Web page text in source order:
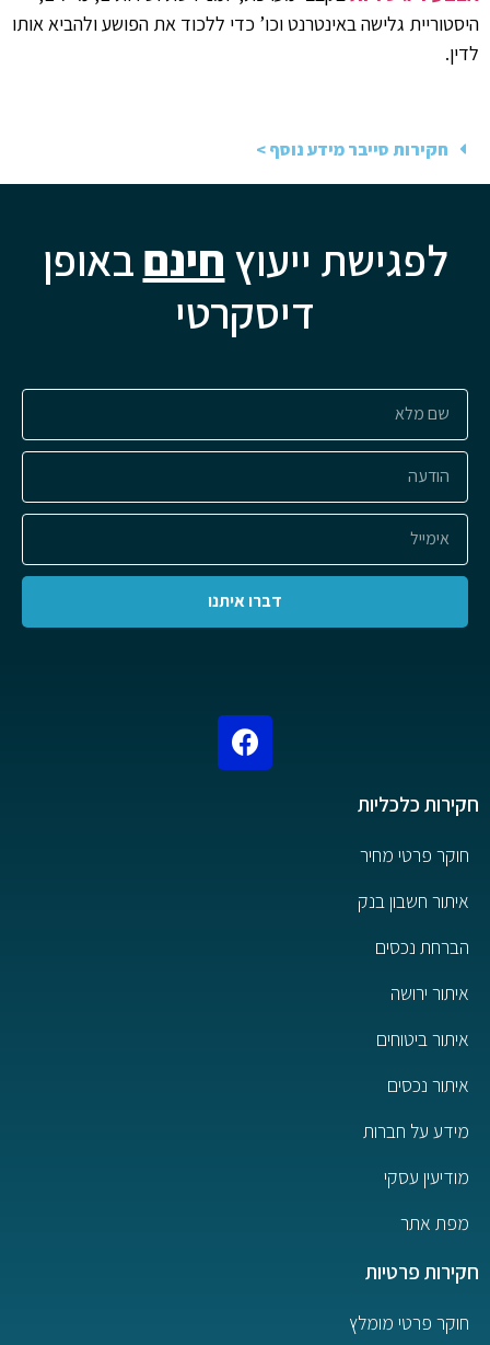
היסטוריית גלישה באינטרנט וכו’ כדי ללכוד את הפושע ולהביא אותו
לדין.
חקירות סייבר מידע נוסף >
לפגישת ייעוץ חינםבאופן
דיסקרטי
דברו איתנו
חקירות כלכליות
חוקר פרטי מחיר
איתור חשבון בנק
הברחת נכסים
איתור ירושה
איתור ביטוחים
איתור נכסים
מידע על חברות
מודיעין עסקי
מפת אתר
חקירות פרטיות
חוקר פרטי מומלץ